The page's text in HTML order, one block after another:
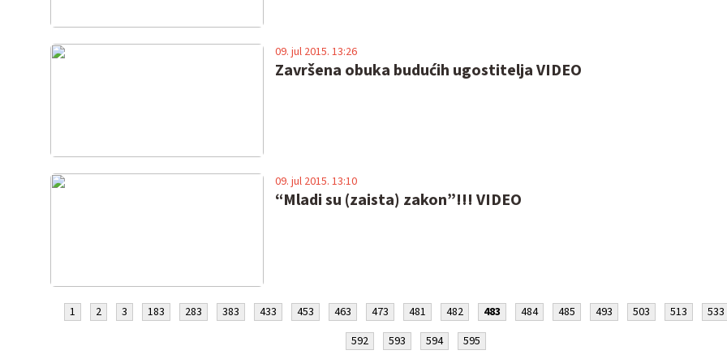
Završena obuka budućih ugostitelja VIDEO
09. jul 2015. 13:26
“Mladi su (zaista) zakon”!!! VIDEO
09. jul 2015. 13:10
1 2 3 183 283 383 433 453 463 473 481 482 483 484 485 493 503 513
533
592
593 594 595